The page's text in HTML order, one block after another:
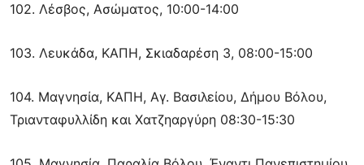
102. Λέσβος, Ασώματος, 10:00-14:00
103. Λευκάδα, ΚΑΠΗ, Σκιαδαρέση 3, 08:00-15:00
104. Μαγνησία, ΚΑΠΗ, Αγ. Βασιλείου, Δήμου Βόλου,
Τριανταφυλλίδη και Χατζηαργύρη 08:30-15:30